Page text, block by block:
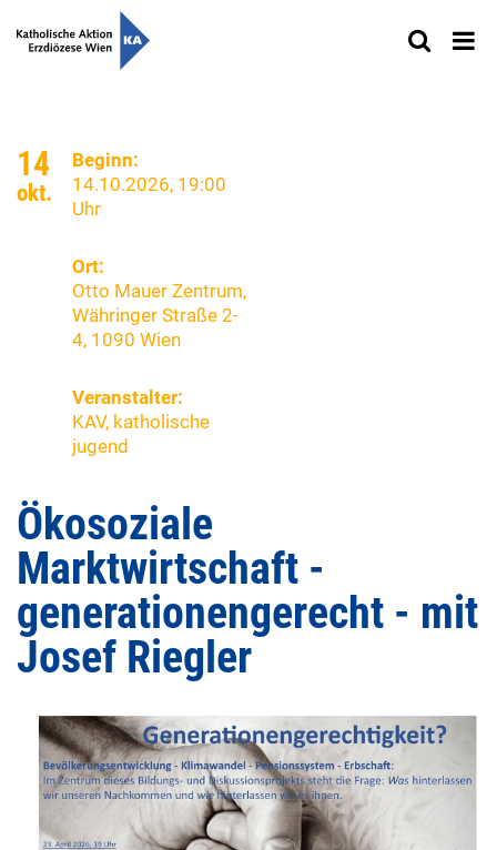
14
okt.
Beginn:
14.10.2026, 19:00
Uhr
Ort:
Otto Mauer Zentrum,
Währinger Straße 2-
4, 1090 Wien
Veranstalter:
KAV, katholische
jugend
Ökosoziale
Marktwirtschaft -
generationengerecht - mit
Josef Riegler